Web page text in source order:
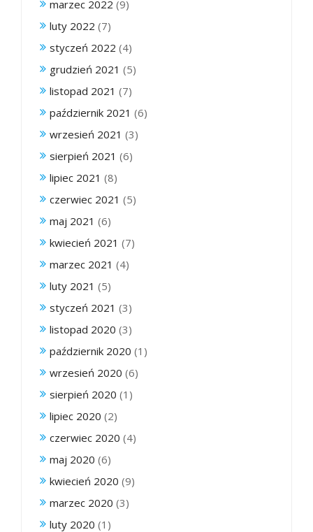
marzec 2022 (9)
luty 2022 (7)
styczeń 2022 (4)
grudzień 2021 (5)
listopad 2021 (7)
październik 2021 (6)
wrzesień 2021 (3)
sierpień 2021 (6)
lipiec 2021 (8)
czerwiec 2021 (5)
maj 2021 (6)
kwiecień 2021 (7)
marzec 2021 (4)
luty 2021 (5)
styczeń 2021 (3)
listopad 2020 (3)
październik 2020 (1)
wrzesień 2020 (6)
sierpień 2020 (1)
lipiec 2020 (2)
czerwiec 2020 (4)
maj 2020 (6)
kwiecień 2020 (9)
marzec 2020 (3)
luty 2020 (1)